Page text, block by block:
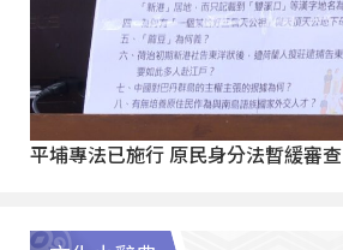
平埔專法已施行 原民身分法暫緩審查